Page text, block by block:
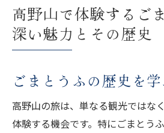
高野山で体験するご
深い魅力とその歴史
ごまとうふの歴史を
高野山の旅は、単なる観光ではな
体験する機会です。特にごまとう